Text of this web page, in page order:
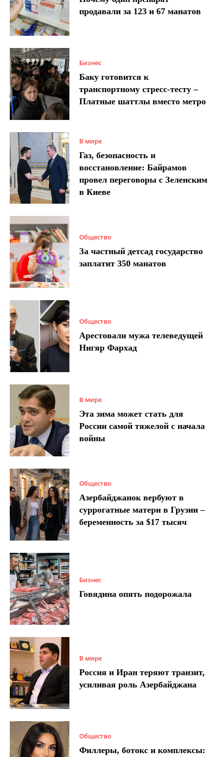
продавали за 123 и 67 манатов
Бизнес
Баку готовится к
транспортному стресс-тесту –
Платные шаттлы вместо метро
В мире
Газ, безопасность и
восстановление: Байрамов
провел переговоры с Зеленским
в Киеве
Общество
За частный детсад государство
заплатит 350 манатов
Общество
Арестовали мужа телеведущей
Нигяр Фархад
В мире
Эта зима может стать для
России самой тяжелой с начала
войны
Общество
Азербайджанок вербуют в
суррогатные матери в Грузии –
беременность за $17 тысяч
Бизнес
Говядина опять подорожала
В мире
Россия и Иран теряют транзит,
усиливая роль Азербайджана
Общество
Филлеры, ботокс и комплексы: